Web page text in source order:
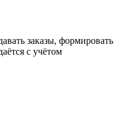
заказы, формировать
с учётом